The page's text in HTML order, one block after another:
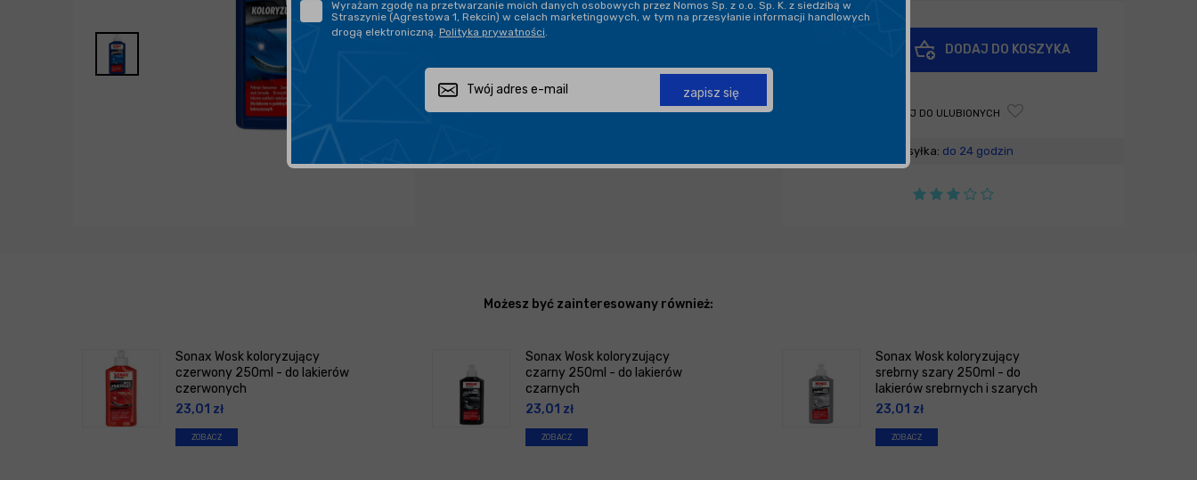
Zapytaj o produkt
DODAJ DO KOSZYKA
DODAJ DO ULUBIONYCH
Wysyłka: do 24 godzin
Możesz być zainteresowany również:
Sonax Wosk koloryzujący
czerwony 250ml - do lakierów
czerwonych
23,01 zł
ZOBACZ
Sonax Wosk koloryzujący
czarny 250ml - do lakierów
czarnych
23,01 zł
ZOBACZ
Sonax Wosk koloryzujący
srebrny szary 250ml - do
lakierów srebrnych i szarych
23,01 zł
ZOBACZ
Wyrażam zgodę na przetwarzanie moich danych osobowych przez Nomos Sp. z o.o. Sp. K. z siedzibą w
Straszynie (Agrestowa 1, Rekcin) w celach marketingowych, w tym na przesyłanie informacji handlowych
drogą elektroniczną. Polityka prywatności
zapisz się